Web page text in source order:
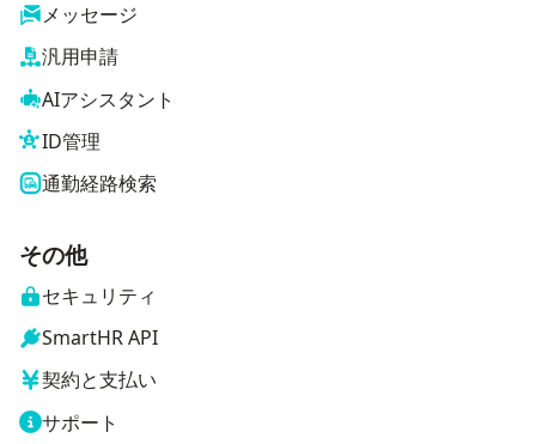
メッセージ
汎用申請
AIアシスタント
ID管理
通勤経路検索
その他
セキュリティ
SmartHR API
契約と支払い
サポート